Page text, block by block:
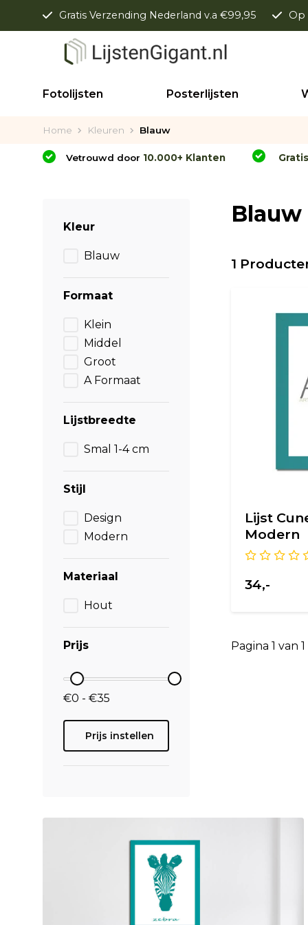
Gratis Verzending Nederland v.a €99,95 Op
Fotolijsten Posterlijsten
Home Kleuren Blauw
Vetrouwd door 10.000+ Klanten
Kleur
Blauw
Formaat
Klein
Middel
Groot
A Formaat
Lijstbreedte
Smal 1-4 cm
Stijl
Design
Modern
Materiaal
Hout
Prijs
€0 - €35
Prijs instellen
Blauw
1
Lijst
Modern
34,-
Pagina 1 van 1